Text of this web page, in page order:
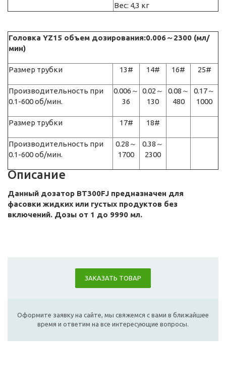
Вес: 4,3 кг
Головка YZ15 объем дозирования:0.006～2300 (мл/
мин)
Размер трубки 13# 14# 16# 25#
Производительность при
0.1-600 об/мин.
0.006～
36
0.02～
130
0.08～
480
0.17～
1000
Размер трубки 17# 18#
Производительность при
0.1-600 об/мин.
0.28～
1700
0.38～
2300
Описание
Данный дозатор ВТ300FJ предназначен для
фасовки жидких или густых продуктов без
включений. Дозы от 1 до 9990 мл.
ЗАКАЗАТЬ ТОВАР
Оформите заявку на сайте, мы свяжемся с вами в ближайшее
время и ответим на все интересующие вопросы.